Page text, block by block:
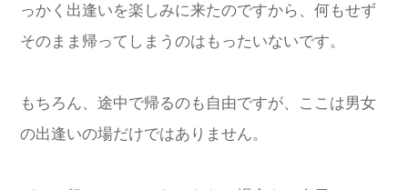
っかく出逢いを楽しみに来たのですから、何もせず
そのまま帰ってしまうのはもったいないです。
もちろん、途中で帰るのも自由ですが、ここは男女
の出逢いの場だけではありません。